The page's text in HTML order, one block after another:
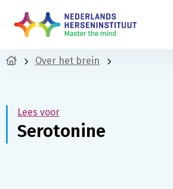
Over het brein
Lees voor
Serotonine